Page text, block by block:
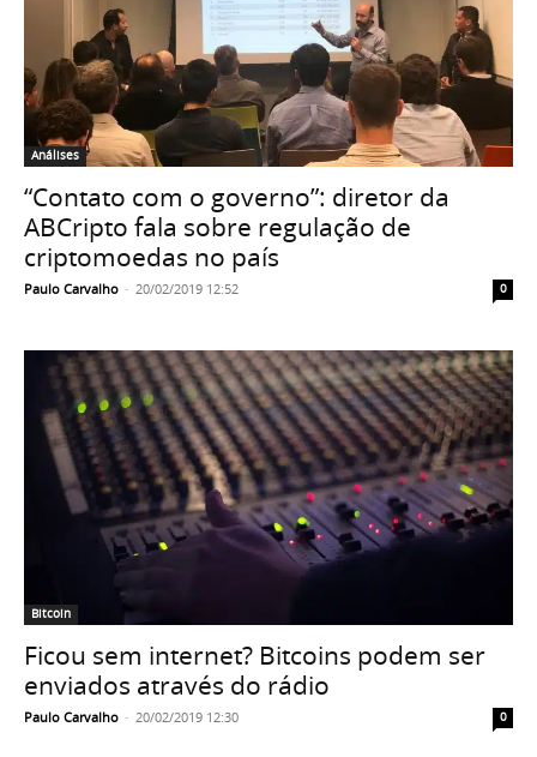
Análises
“Contato com o governo”: diretor da
ABCripto fala sobre regulação de
criptomoedas no país
Paulo Carvalho - 20/02/2019 12:52 0
Bitcoin
Ficou sem internet? Bitcoins podem ser
enviados através do rádio
Paulo Carvalho - 20/02/2019 12:30 0